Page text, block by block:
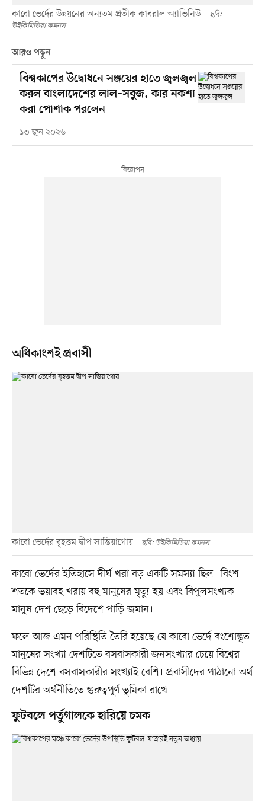
কাবো ভের্দের উন্নয়নের অন্যতম প্রতীক কাবরাল অ্যাভিনিউ
ছবি:
উইকিমিডিয়া কমনস
আরও পড়ুন
বিশ্বকাপের উদ্বোধনে সঞ্জয়ের হাতে জ্বলজ্বল
করল বাংলাদেশের লাল–সবুজ, কার নকশা
করা পোশাক পরলেন
১৩ জুন ২০২৬
অধিকাংশই প্রবাসী
কাবো ভের্দের বৃহত্তম দ্বীপ সান্তিয়াগোয় ছবি: উইকিমিডিয়া কমনস
কাবো ভের্দের ইতিহাসে দীর্ঘ খরা বড় একটি সমস্যা ছিল। বিংশ
শতকে ভয়াবহ খরায় বহু মানুষের মৃত্যু হয় এবং বিপুলসংখ্যক
মানুষ দেশ ছেড়ে বিদেশে পাড়ি জমান।
ফলে আজ এমন পরিস্থিতি তৈরি হয়েছে যে কাবো ভের্দে বংশোদ্ভূত
মানুষের সংখ্যা দেশটিতে বসবাসকারী জনসংখ্যার চেয়ে বিশ্বের
বিভিন্ন দেশে বসবাসকারীর সংখ্যাই বেশি। প্রবাসীদের পাঠানো অর্থ
দেশটির অর্থনীতিতে গুরুত্বপূর্ণ ভূমিকা রাখে।
ফুটবলে পর্তুগালকে হারিয়ে চমক